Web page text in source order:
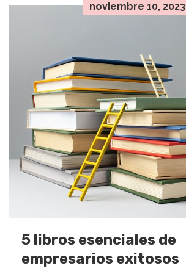
noviembre 10, 2023
5 libros esenciales de
empresarios exitosos